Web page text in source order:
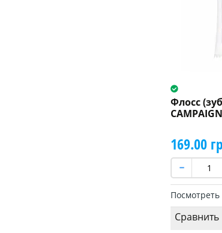
Флосс
169.00
Посмотреть
Сравнить